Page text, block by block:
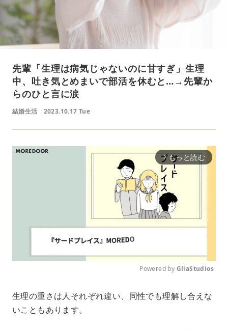
先輩「生理は病気じゃないのに甘すぎ」生理
中、吐き気とめまいで部活を休むと…→先輩か
らのひと言に涙
結婚生活 2023.10.17 Tue
arrow_forward_ios もっと読む
u
Powered by GliaStudios
生理の重さは人それぞれ違い、同性でも理解し合えな
いこともあります。